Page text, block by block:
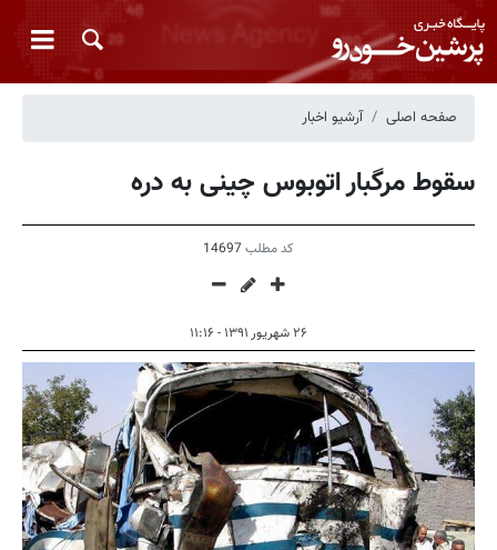
صفحه اصلی آرشیو اخبار
سقوط مرگبار اتوبوس چینی به دره
کد مطلب 14697
۲۶ شهریور ۱۳۹۱ - ۱۱:۱۶